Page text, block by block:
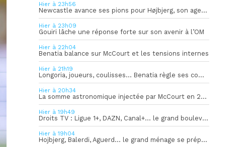
Hier à 23h56
Newcastle avance ses pions pour Højbjerg, son agent sort du silence
Hier à 23h09
Gouiri lâche une réponse forte sur son avenir à l’OM
Hier à 22h04
Benatia balance sur McCourt et les tensions internes
Hier à 21h19
Longoria, joueurs, coulisses… Benatia règle ses comptes !
Hier à 20h34
La somme astronomique injectée par McCourt en 2026 pour soutenir l’OM
Hier à 19h49
Droits TV : Ligue 1+, DAZN, Canal+… le grand bouleversement
Hier à 19h04
Hojbjerg, Balerdi, Aguerd… le grand ménage se prépare